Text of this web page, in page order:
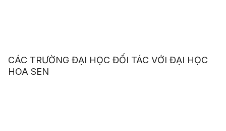
CÁC TRƯỜNG ĐẠI HỌC ĐỐI TÁC VỚI ĐẠI HỌC
HOA SEN